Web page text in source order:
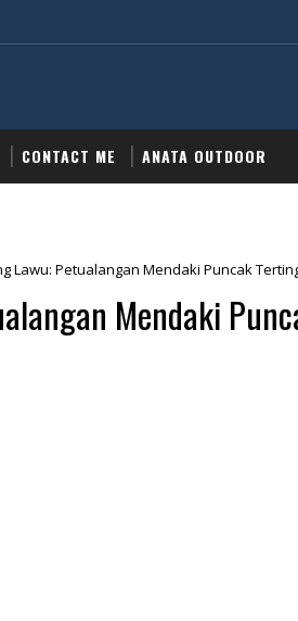
CONTACT ME ANATA OUTDOOR
Lawu: Petualangan Mendaki Puncak
Mendaki